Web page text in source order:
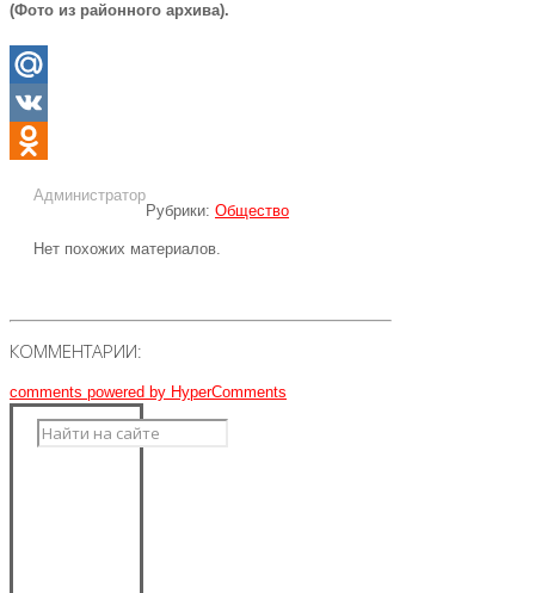
(Фото из районного архива).
Mail.Ru
VK
Администратор
Рубрики: Общество
Нет похожих материалов.
КОММЕНТАРИИ:
comments powered by HyperComments